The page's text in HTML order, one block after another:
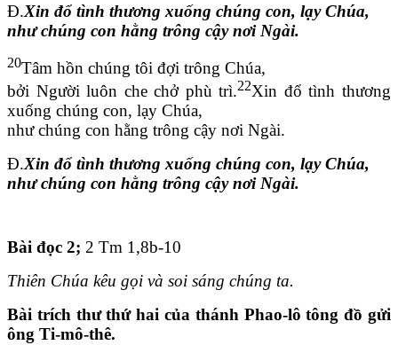
Đ.Xin đổ tình thương xuống chúng con, lạy Chúa,
như chúng con hằng trông cậy nơi Ngài.
20Tâm hồn chúng tôi đợi trông Chúa,
bởi Người luôn che chở phù trì.22Xin đổ tình thương
xuống chúng con, lạy Chúa,
như chúng con hằng trông cậy nơi Ngài.
Đ.Xin đổ tình thương xuống chúng con, lạy Chúa,
như chúng con hằng trông cậy nơi Ngài.
Bài đọc 2; 2 Tm 1,8b-10
Thiên Chúa kêu gọi và soi sáng chúng ta.
Bài trích thư thứ hai của thánh Phao-lô tông đồ gửi
ông Ti-mô-thê.